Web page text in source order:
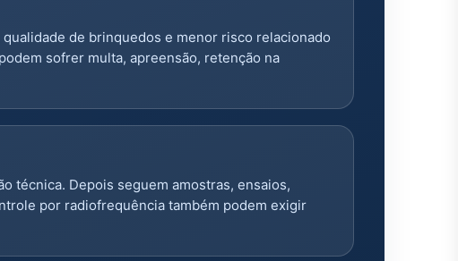
de brinquedos e menor risco relacionado
sofrer multa, apreensão, retenção na
técnica. Depois seguem amostras, ensaios,
por radiofrequência também podem exigir